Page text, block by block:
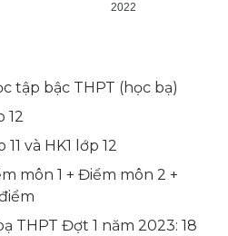
2022
tập bậc THPT (học bạ)
12
và HK1 lớp 12
môn 1 + Điểm môn 2 +
THPT Đợt 1 năm 2023: 18